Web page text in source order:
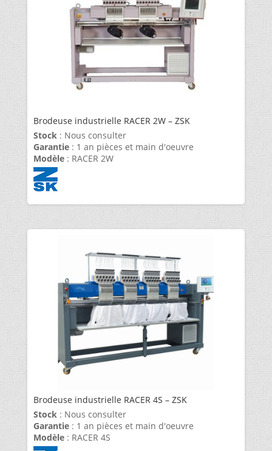
Brodeuse industrielle RACER 2W – ZSK
Stock : Nous consulter
Garantie: 1 an pièces et main d'oeuvre
Modèle: RACER 2W
Brodeuse industrielle RACER 4S – ZSK
Stock : Nous consulter
Garantie: 1 an pièces et main d'oeuvre
Modèle: RACER 4S